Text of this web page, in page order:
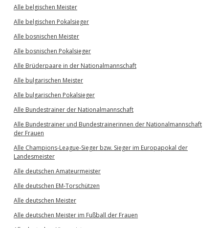
Alle belgischen Meister
Alle belgischen Pokalsieger
Alle bosnischen Meister
Alle bosnischen Pokalsieger
Alle Brüderpaare in der Nationalmannschaft
Alle bulgarischen Meister
Alle bulgarischen Pokalsieger
Alle Bundestrainer der Nationalmannschaft
Alle Bundestrainer und Bundestrainerinnen der Nationalmannschaft
der Frauen
Alle Champions-League-Sieger bzw. Sieger im Europapokal der
Landesmeister
Alle deutschen Amateurmeister
Alle deutschen EM-Torschützen
Alle deutschen Meister
Alle deutschen Meister im Fußball der Frauen